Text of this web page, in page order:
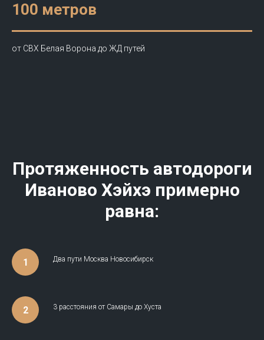
100 метров
от СВХ Белая Ворона до ЖД путей
Протяженность автодороги
Иваново Хэйхэ примерно
равна:
Два пути Москва Новосибирск
3 расстояния от Самары до Хуста